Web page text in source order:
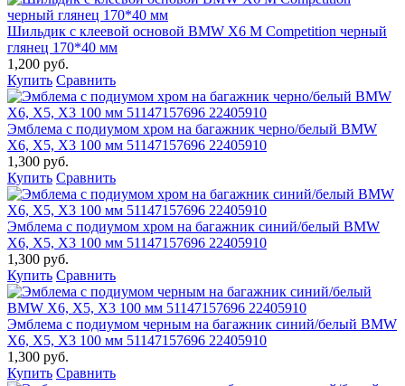
Шильдик с клеевой основой BMW X6 M Competition черный
глянец 170*40 мм
1,200 руб.
Купить Сравнить
Эмблема с подиумом хром на багажник черно/белый BMW
X6, X5, X3 100 мм 51147157696 22405910
1,300 руб.
Купить Сравнить
Эмблема с подиумом хром на багажник синий/белый BMW
X6, X5, X3 100 мм 51147157696 22405910
1,300 руб.
Купить Сравнить
Эмблема с подиумом черным на багажник синий/белый BMW
X6, X5, X3 100 мм 51147157696 22405910
1,300 руб.
Купить Сравнить